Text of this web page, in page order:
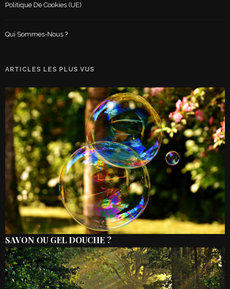
Politique De Cookies (UE)
Qui Sommes-Nous ?
ARTICLES LES PLUS VUS
SAVON OU GEL DOUCHE ?